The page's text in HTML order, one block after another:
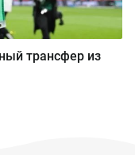
трансфер из